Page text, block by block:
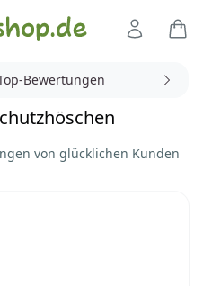
Bewertungen
von glücklichen Kunden